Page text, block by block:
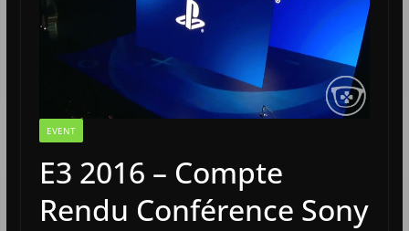
EVENT
E3 2016 – Compte
Rendu Conférence Sony